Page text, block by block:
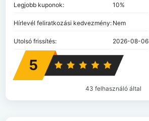
Legjobb kuponok: 10%
Hírlevél feliratkozási kedvezmény: Nem
Utolsó frissítés: 2026-08-06
5
43 felhasználó által